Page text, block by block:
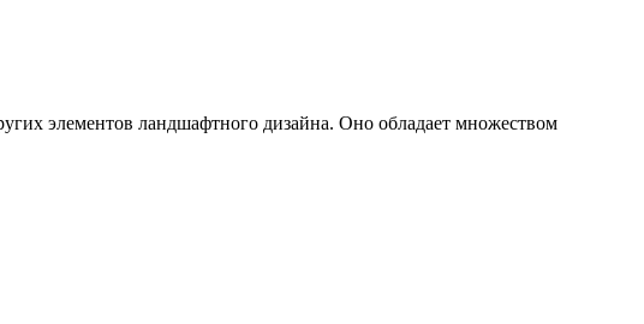
элементов ландшафтного дизайна. Оно обладает множеством